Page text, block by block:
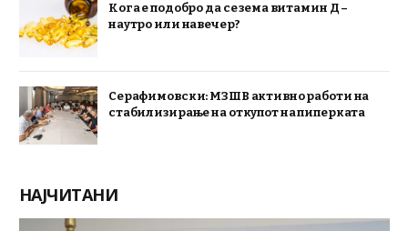
Кога е подобро да се зема витамин Д –
наутро или навечер?
Серафимовски: МЗШВ активно работи на
стабилизирање на откупот на пиперката
НАЈЧИТАНИ